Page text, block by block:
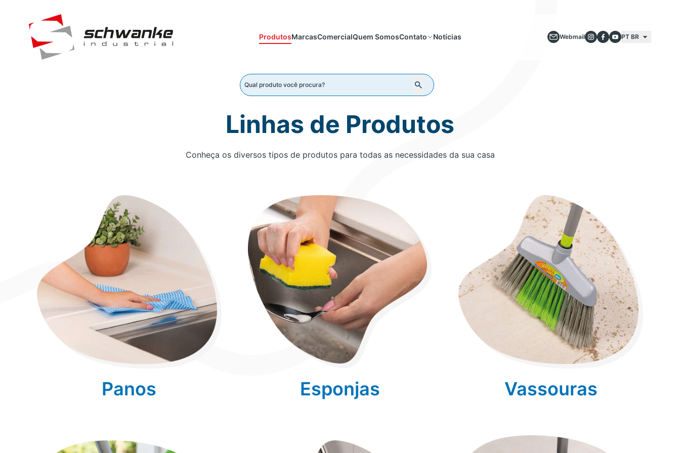
ProdutosMarcasComercialQuem SomosContato Notícias Webmail PT BR
Linhas de Produtos
Conheça os diversos tipos de produtos para todas as necessidades da sua casa
Panos Esponjas Vassouras